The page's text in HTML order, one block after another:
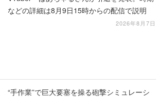
などの詳細は8月9日15時からの配信で説明
2026年8月7日
“手作業”で巨大要塞を操る砲撃シミュレーシ